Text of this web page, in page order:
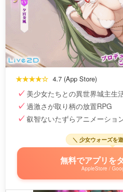
★★★★☆ 4.7 (App Store)
美少女たちとの異世界城主生
過激さが取り柄の放置RPG
叡智ないたずらアニメーショ
＼ 少女ウォーズを
無料でアプリを
AppleStore /